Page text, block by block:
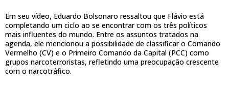
Em seu vídeo, Eduardo Bolsonaro ressaltou que Flávio está
completando um ciclo ao se encontrar com os três políticos
mais influentes do mundo. Entre os assuntos tratados na
agenda, ele mencionou a possibilidade de classificar o Comando
Vermelho (CV) e o Primeiro Comando da Capital (PCC) como
grupos narcoterroristas, refletindo uma preocupação crescente
com o narcotráfico.